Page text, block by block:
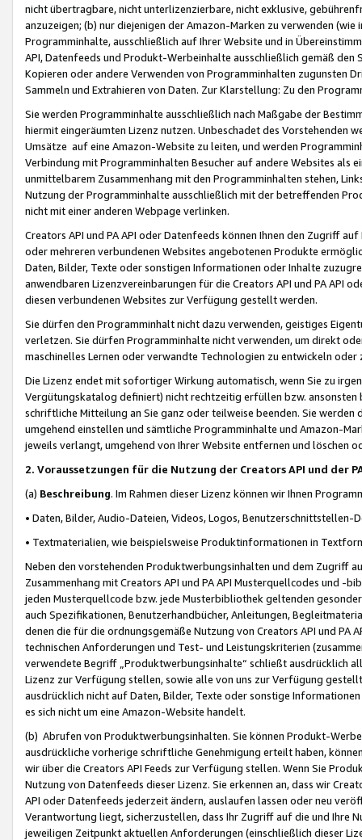
nicht übertragbare, nicht unterlizenzierbare, nicht exklusive,
anzuzeigen; (b) nur diejenigen der Amazon-Marken zu verwenden
Programminhalte, ausschließlich auf Ihrer Website und in
API, Datenfeeds und Produkt-Werbeinhalte ausschließlich gemäß
Kopieren oder andere Verwenden von Programminhalten zugunsten
Sammeln und Extrahieren von Daten. Zur Klarstellung: Zu den
Sie werden Programminhalte ausschließlich nach Maßgabe der
hiermit eingeräumten Lizenz nutzen. Unbeschadet des Vorstehenden
Umsätze auf eine Amazon-Website zu leiten, und werden
Verbindung mit Programminhalten Besucher auf andere Websites als
unmittelbarem Zusammenhang mit den Programminhalten stehen,
Nutzung der Programminhalte ausschließlich mit der betreffenden
nicht mit einer anderen Webpage verlinken.
Creators API und PA API oder Datenfeeds können Ihnen den Zugriff
oder mehreren verbundenen Websites angebotenen Produkte
Daten, Bilder, Texte oder sonstigen Informationen oder Inhalte
anwendbaren Lizenzvereinbarungen für die Creators API und PA API
diesen verbundenen Websites zur Verfügung gestellt werden.
Sie dürfen den Programminhalt nicht dazu verwenden, geistiges
verletzen. Sie dürfen Programminhalte nicht verwenden, um direkt
maschinelles Lernen oder verwandte Technologien zu entwickeln
Die Lizenz endet mit sofortiger Wirkung automatisch, wenn Sie zu
Vergütungskatalog definiert) nicht rechtzeitig erfüllen bzw. ansonsten
schriftliche Mitteilung an Sie ganz oder teilweise beenden. Sie werden
umgehend einstellen und sämtliche Programminhalte und Amazon-
jeweils verlangt, umgehend von Ihrer Website entfernen und löschen
2. Voraussetzungen für die Nutzung der Creators API und der
(a) Beschreibung. Im Rahmen dieser Lizenz können wir Ihnen
• Daten, Bilder, Audio-Dateien, Videos, Logos, Benutzerschnittstellen-
• Textmaterialien, wie beispielsweise Produktinformationen in
Neben den vorstehenden Produktwerbungsinhalten und dem Zugriff
Zusammenhang mit Creators API und PA API Musterquellcodes und
jeden Musterquellcode bzw. jede Musterbibliothek geltenden
auch Spezifikationen, Benutzerhandbücher, Anleitungen,
denen die für die ordnungsgemäße Nutzung von Creators API und PA
technischen Anforderungen und Test- und Leistungskriterien
verwendete Begriff „Produktwerbungsinhalte“ schließt ausdrücklich
Lizenz zur Verfügung stellen, sowie alle von uns zur Verfügung
ausdrücklich nicht auf Daten, Bilder, Texte oder sonstige
es sich nicht um eine Amazon-Website handelt.
(b) Abrufen von Produktwerbungsinhalten. Sie können Produkt-
ausdrückliche vorherige schriftliche Genehmigung erteilt haben,
wir über die Creators API Feeds zur Verfügung stellen. Wenn Sie
Nutzung von Datenfeeds dieser Lizenz. Sie erkennen an, dass wir
API oder Datenfeeds jederzeit ändern, auslaufen lassen oder neu
Verantwortung liegt, sicherzustellen, dass Ihr Zugriff auf die und Ihre
jeweiligen Zeitpunkt aktuellen Anforderungen (einschließlich dieser